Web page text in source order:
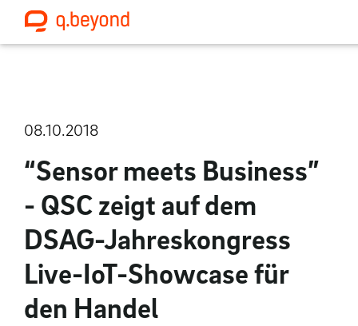
08.10.2018
“Sensor meets Business”
- QSC zeigt auf dem
DSAG-Jahreskongress
Live-IoT-Showcase für
den Handel